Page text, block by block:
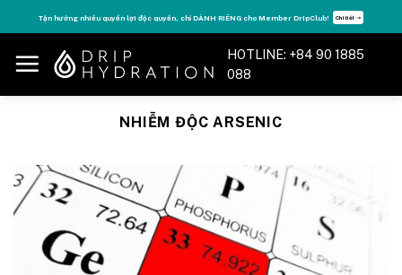
to
content
Tận hưởng nhiều quyền lợi độc quyền, chỉ DÀNH RIÊNG cho Member DripClub! Chi tiết ➝
HOTLINE: +84 90 1885
088
NHIỄM ĐỘC ARSENIC